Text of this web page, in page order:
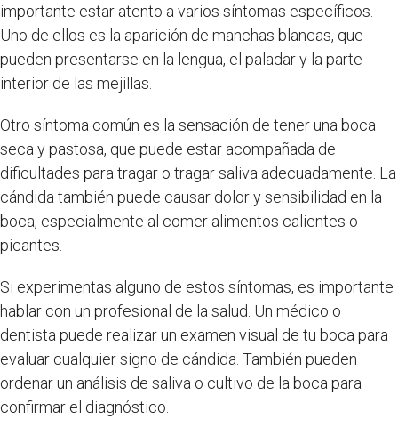
importante estar atento a varios síntomas específicos.
Uno de ellos es la aparición de manchas blancas, que
pueden presentarse en la lengua, el paladar y la parte
interior de las mejillas.
Otro síntoma común es la sensación de tener una boca
seca y pastosa, que puede estar acompañada de
dificultades para tragar o tragar saliva adecuadamente. La
cándida también puede causar dolor y sensibilidad en la
boca, especialmente al comer alimentos calientes o
picantes.
Si experimentas alguno de estos síntomas, es importante
hablar con un profesional de la salud. Un médico o
dentista puede realizar un examen visual de tu boca para
evaluar cualquier signo de cándida. También pueden
ordenar un análisis de saliva o cultivo de la boca para
confirmar el diagnóstico.